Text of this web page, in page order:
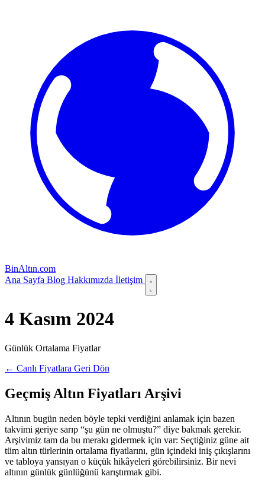
BinAltın.com
Ana Sayfa Blog Hakkımızda İletişim
4 Kasım 2024
Günlük Ortalama Fiyatlar
← Canlı Fiyatlara Geri Dön
Geçmiş Altın Fiyatları Arşivi
Altının bugün neden böyle tepki verdiğini anlamak için bazen
takvimi geriye sarıp “şu gün ne olmuştu?” diye bakmak gerekir.
Arşivimiz tam da bu merakı gidermek için var: Seçtiğiniz güne ait
tüm altın türlerinin ortalama fiyatlarını, gün içindeki iniş çıkışlarını
ve tabloya yansıyan o küçük hikâyeleri görebilirsiniz. Bir nevi
altının günlük günlüğünü karıştırmak gibi.